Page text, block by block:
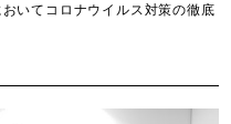
いてコロナウイルス対策の徹底